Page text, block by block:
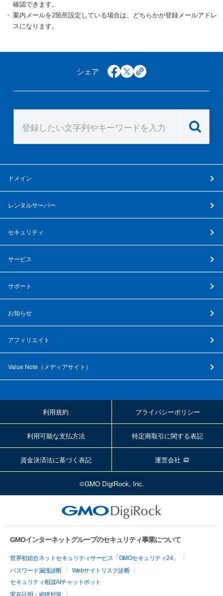
確認できます。
案内メールを2箇所設定している場合は、どちらかが登録メールアドレ
スになります。
シェア facebook
x copy
ドメイン
レンタルサーバー
セキュリティ
サービス
サポート
お知らせ
アフィリエイト
Value Note（ メディアサイト ）
利用規約 プライバシーポリシー
利用可能な支払方法 特定商取引に関する表記
資金決済法に基づく表記 運営会社
©GMO DigiRock, Inc.
GMOインターネットグループのセキュリティ事業について
世界初総合ネットセキュリティサービス「GMOセキュリティ24」
パスワード漏洩診断
Webサイトリスク診断
セキュリティ相談AIチャットボット
実在証明・盗聴対策